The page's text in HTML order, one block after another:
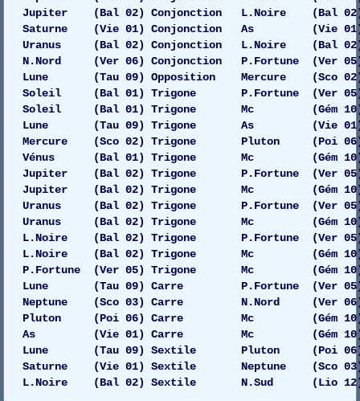
Jupiter (Bal 02) Conjonction L.Noire (Bal 02)
Saturne (Vie 01) Conjonction As (Vie
Uranus (Bal 02) Conjonction L.Noire (Bal 02)
N.Nord (Ver 06) Conjonction P.Fortune (Ver
Lune (Tau 09) Opposition Mercure (Sco 02)
Soleil (Bal 01) Trigone P.Fortune (Ver 05)
Soleil (Bal 01) Trigone Mc (Gém 10)
Lune (Tau 09) Trigone As (Vie 01)
Mercure (Sco 02) Trigone Pluton (Poi 06)
Vénus (Bal 01) Trigone Mc (Gém 10)
Jupiter (Bal 02) Trigone P.Fortune (Ver 05)
Jupiter (Bal 02) Trigone Mc (Gém 10)
Uranus (Bal 02) Trigone P.Fortune (Ver 05)
Uranus (Bal 02) Trigone Mc (Gém
L.Noire (Bal 02) Trigone P.Fortune (Ver 05)
L.Noire (Bal 02) Trigone Mc (Gém
P.Fortune (Ver 05) Trigone Mc (Gém 10)
Lune (Tau 09) Carre P.Fortune (Ver
Neptune (Sco 03) Carre N.Nord (Ver 06)
Pluton (Poi 06) Carre Mc (Gém 10)
As (Vie 01) Carre Mc (Gém 10)
Lune (Tau 09) Sextile Pluton (Poi 06)
Saturne (Vie 01) Sextile Neptune (Sco 03)
L.Noire (Bal 02) Sextile N.Sud (Lio